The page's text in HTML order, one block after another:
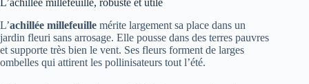
L’achillée millefeuille, robuste et utile
L’achillée millefeuille mérite largement sa place dans un
jardin fleuri sans arrosage. Elle pousse dans des terres pauvres
et supporte très bien le vent. Ses fleurs forment de larges
ombelles qui attirent les pollinisateurs tout l’été.